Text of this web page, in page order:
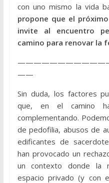
con uno mismo la vida
propone que el
invite al encuentro
camino para renovar la
——
Sin duda, los factores
que, en el camino
complementando.
de pedofilia, abusos de
edificantes de
han provocado un
un contexto donde la
espacio privado (y con